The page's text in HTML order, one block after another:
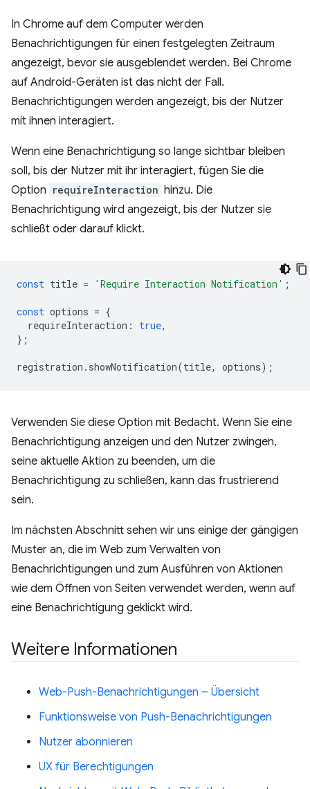
In Chrome auf dem Computer werden
Benachrichtigungen für einen festgelegten Zeitraum
angezeigt, bevor sie ausgeblendet werden. Bei Chrome
auf Android-Geräten ist das nicht der Fall.
Benachrichtigungen werden angezeigt, bis der Nutzer
mit ihnen interagiert.
Wenn eine Benachrichtigung so lange sichtbar bleiben
soll, bis der Nutzer mit ihr interagiert, fügen Sie die
Option requireInteraction hinzu. Die
Benachrichtigung wird angezeigt, bis der Nutzer sie
schließt oder darauf klickt.
const title = 'Require Interaction Notification' ;
const options = {
requireInteraction : true,
};
registration . showNotification(title, options);
Verwenden Sie diese Option mit Bedacht. Wenn Sie eine
Benachrichtigung anzeigen und den Nutzer zwingen,
seine aktuelle Aktion zu beenden, um die
Benachrichtigung zu schließen, kann das frustrierend
sein.
Im nächsten Abschnitt sehen wir uns einige der gängigen
Muster an, die im Web zum Verwalten von
Benachrichtigungen und zum Ausführen von Aktionen
wie dem Öffnen von Seiten verwendet werden, wenn auf
eine Benachrichtigung geklickt wird.
Weitere Informationen
Web-Push-Benachrichtigungen – Übersicht
Funktionsweise von Push-Benachrichtigungen
Nutzer abonnieren
UX für Berechtigungen